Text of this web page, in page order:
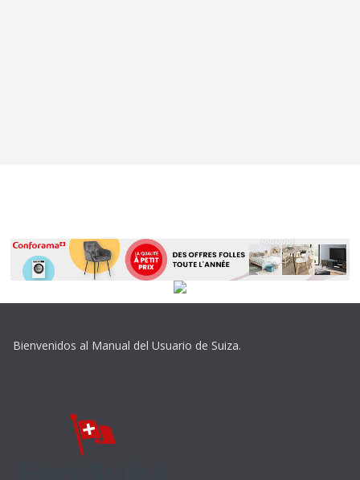
Bienvenidos al Manual del Usuario de Suiza.